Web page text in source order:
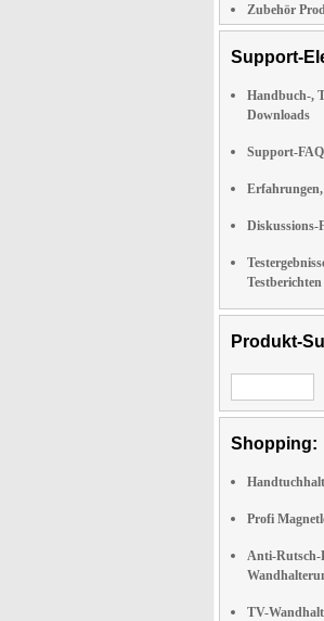
Zubehör
Support-
Handbuch-,
Downloads
Support-
Erfahrungen,
Diskussions-
Testberichten
Produkt-
Shopping:
Profi
Anti-Rutsch-
TV-